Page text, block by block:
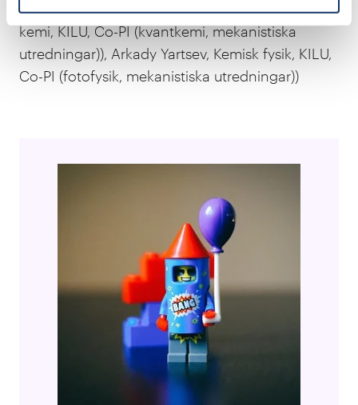
(elektronmikroskopi), Petter Persson, Teoretisk
kemi, KILU, Co-PI (kvantkemi, mekanistiska
utredningar)), Arkady Yartsev, Kemisk fysik, KILU,
Co-PI (fotofysik, mekanistiska utredningar))